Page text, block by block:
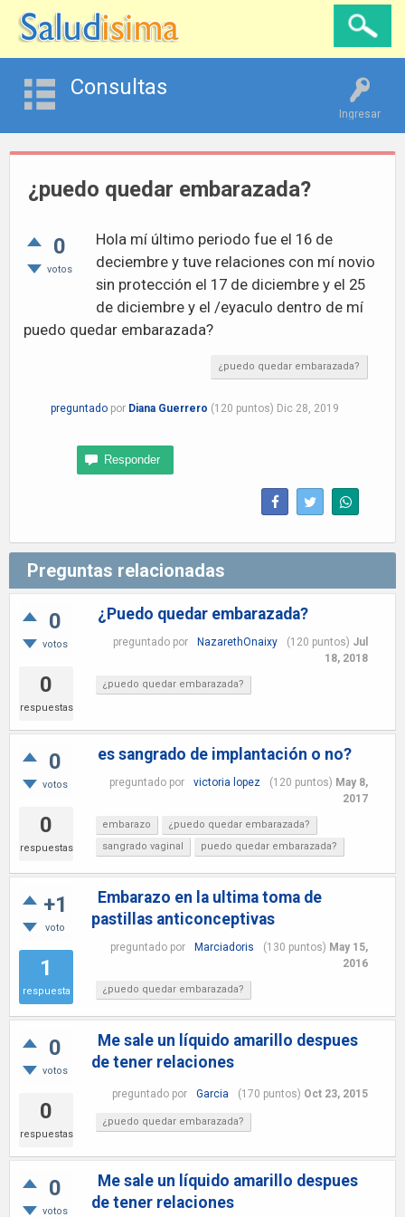
Ingresar
Consultas
¿puedo quedar embarazada?
0
votos
Hola mí último periodo fue el 16 de
deciembre y tuve relaciones con mí novio
sin protección el 17 de diciembre y el 25
de diciembre y el /eyaculo dentro de mí
puedo quedar embarazada?
¿puedo quedar embarazada?
preguntado por Diana Guerrero (120 puntos) Dic 28, 2019
Preguntas relacionadas
0
votos
0
respuestas
¿Puedo quedar embarazada?
preguntado por NazarethOnaixy (120 puntos) Jul
18, 2018
¿puedo quedar embarazada?
0
votos
0
respuestas
es sangrado de implantación o no?
preguntado por victoria lopez (120 puntos) May 8,
2017
embarazo
¿puedo quedar embarazada?
sangrado vaginal
puedo quedar embarazada?
+1
voto
1
respuesta
Embarazo en la ultima toma de
pastillas anticonceptivas
preguntado por Marciadoris (130 puntos) May 15,
2016
¿puedo quedar embarazada?
0
votos
0
respuestas
Me sale un líquido amarillo despues
de tener relaciones
preguntado por Garcia (170 puntos) Oct 23, 2015
¿puedo quedar embarazada?
0
votos
Me sale un líquido amarillo despues
de tener relaciones